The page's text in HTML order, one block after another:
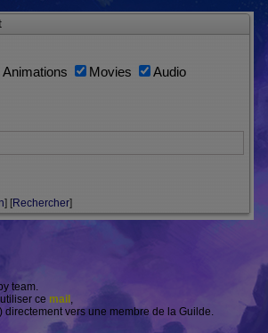
Animations Movies Audio
] [Rechercher]
team.
ce mail ,
vers une membre de la Guilde.